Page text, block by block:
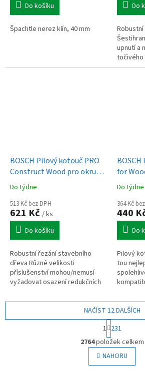
Do košíku
Špachtle nerez klín, 40 mm
Do
upnutí a
točivého
BOSCH Pilový kotouč PRO
Construct Wood pro okružní
pilu, 160 × 2,6 × 20 mm
(2.608.640.630)
Do týdne
513 Kč bez DPH
621 Kč / ks
Do košíku
Robustní řezání stavebního
dřeva Různé velikosti
příslušenství mohou/nemusí
vyžadovat osazení redukčních
for
Do týdne
364 Kč
440
Do
Pilový
tou
O
v
l
á
NAČÍST 12 DALŠÍCH
S
t
r
á
n
k
1 231
2764položek celkem
NAHORU